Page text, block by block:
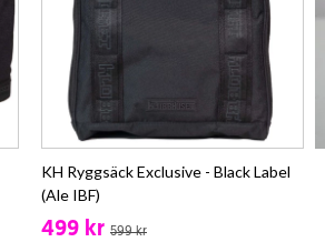
KH Ryggsäck Exclusive - Black Label
(Ale IBF)
499 kr 599 kr